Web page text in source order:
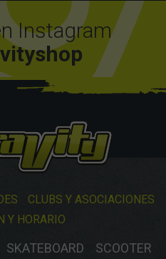
Instagram
CLUBS Y ASOCIACIONES
Y HORARIO
SKATEBOARD
SCOOTER